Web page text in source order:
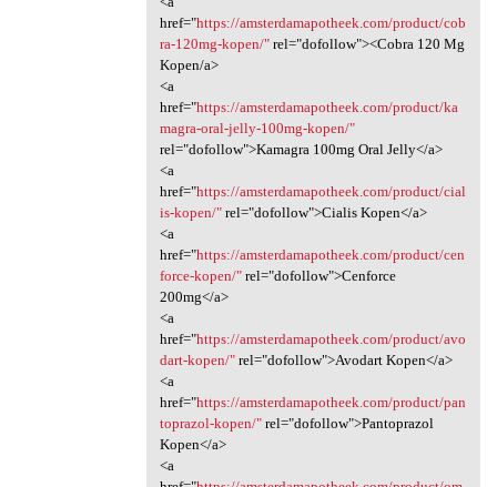
href="https://amsterdamapotheek.com/product/cob
ra-120mg-kopen/"rel="dofollow"><Cobra 120 Mg
Kopen/a>
<a
href="https://amsterdamapotheek.com/product/ka
magra-oral-jelly-100mg-kopen/"
rel="dofollow">Kamagra 100mg Oral Jelly</a>
<a
href="https://amsterdamapotheek.com/product/cial
is-kopen/"rel="dofollow">Cialis Kopen</a>
<a
href="https://amsterdamapotheek.com/product/cen
force-kopen/"rel="dofollow">Cenforce
200mg</a>
<a
href="https://amsterdamapotheek.com/product/avo
dart-kopen/"rel="dofollow">Avodart Kopen</a>
<a
href="https://amsterdamapotheek.com/product/pan
toprazol-kopen/"rel="dofollow">Pantoprazol
Kopen</a>
<a